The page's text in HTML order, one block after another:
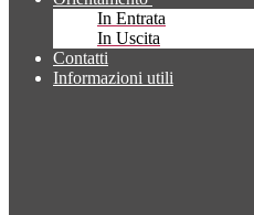
In Entrata
In Uscita
Contatti
Informazioni utili